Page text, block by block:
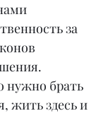
за
нужно брать
жить здесь и